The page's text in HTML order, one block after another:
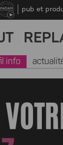
pub et
info